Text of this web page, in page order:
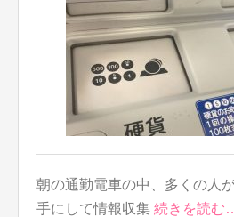
朝の通勤電車の中、多くの人
手にして情報収集 続きを読む